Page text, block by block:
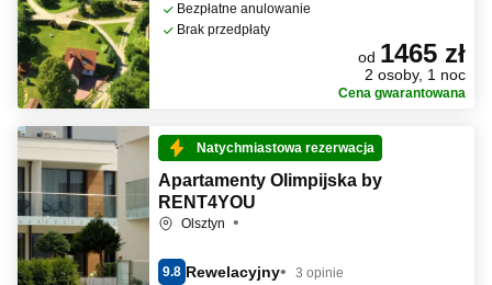
Bezpłatne anulowanie
Brak przedpłaty
od 1465 zł
2 osoby, 1 noc
Cena gwarantowana
Natychmiastowa rezerwacja
Apartamenty Olimpijska by
RENT4YOU
Olsztyn
9.8 Rewelacyjny 3 opinie